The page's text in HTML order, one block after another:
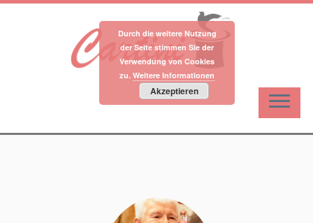
Durch die weitere Nutzung
der Seite stimmen Sie der
Verwendung von Cookies
zu. Weitere Informationen
Akzeptieren